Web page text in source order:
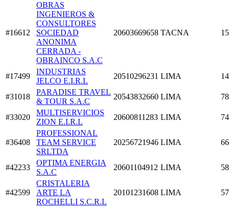
#16612
OBRAS
INGENIEROS &
CONSULTORES
SOCIEDAD
ANONIMA
CERRADA -
OBRAINCO S.A.C
20603669658 TACNA
#17499
INDUSTRIAS
JELCO E.I.R.L
20510296231 LIMA
#31018
PARADISE TRAVEL
& TOUR S.A.C
20543832660 LIMA
#33020
MULTISERVICIOS
ZION E.I.R.L
20600811283 LIMA
#36408
PROFESSIONAL
TEAM SERVICE
SRLTDA
20256721946 LIMA
#42233
OPTIMA ENERGIA
S.A.C
20601104912 LIMA
#42599
CRISTALERIA
ARTE LA
ROCHELLI S.C.R.L
20101231608 LIMA